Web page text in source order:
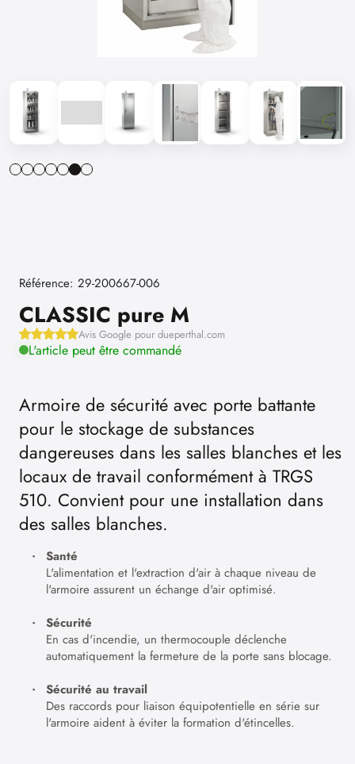
Référence: 29-200667-006
CLASSIC pure M
Avis Google pour dueperthal.com
L'article peut être commandé
Armoire de sécurité avec porte battante
pour le stockage de substances
dangereuses dans les salles blanches et les
locaux de travail conformément à TRGS
510. Convient pour une installation dans
des salles blanches.
Santé
L'alimentation et l'extraction d'air à chaque niveau de
l'armoire assurent un échange d'air optimisé.
Sécurité
En cas d'incendie, un thermocouple déclenche
automatiquement la fermeture de la porte sans blocage.
Sécurité au travail
Des raccords pour liaison équipotentielle en série sur
l'armoire aident à éviter la formation d'étincelles.